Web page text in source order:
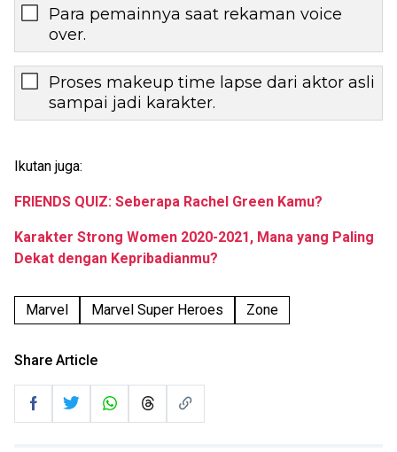
Para pemainnya saat rekaman voice
over.
Proses makeup time lapse dari aktor asli
sampai jadi karakter.
Ikutan juga:
FRIENDS QUIZ: Seberapa Rachel Green Kamu?
Karakter Strong Women 2020-2021, Mana yang Paling
Dekat dengan Kepribadianmu?
Marvel Marvel Super Heroes Zone
Share Article